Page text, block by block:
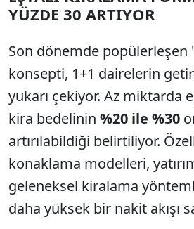
YÜZDE 30 ARTIYOR
Son dönemde popülerleşen
konsepti, 1+1 dairelerin
yukarı çekiyor. Az miktarda
kira bedelinin %20 ile %30
artırılabildiği belirtiliyor.
konaklama modelleri,
geleneksel kiralama
daha yüksek bir nakit akışı